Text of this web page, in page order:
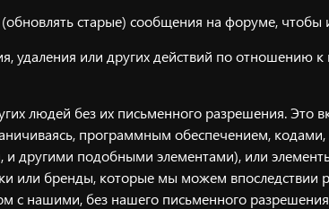
старые) сообщения на форуме, чтобы
удаления или других действий по отношению
людей без их письменного разрешения.
программным обеспечением,
и другими подобными элементами), или
или бренды, которые мы можем впоследствии
с нашими, без нашего письменного